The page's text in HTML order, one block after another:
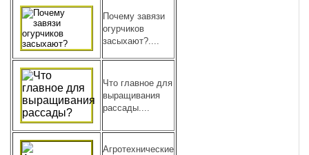
Почему завязи
огурчиков
засыхают?....
Что главное для
выращивания
рассады....
Агротехнические